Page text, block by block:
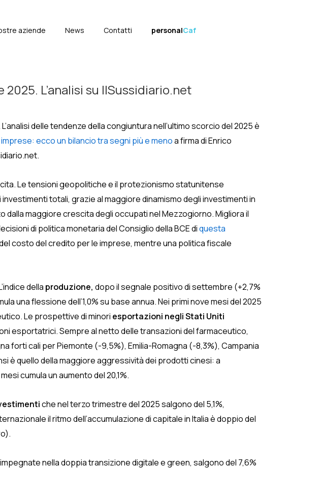
aziende News Contatti personalCaf
L’analisi su IlSussidiario.net
delle tendenze della congiuntura nell’ultimo scorcio del 2025 è
ecco un bilancio tra segni più e menoa firma di Enrico
Le tensioni geopolitiche e il protezionismo statunitense
totali, grazie al maggiore dinamismo degli investimenti in
dalla maggiore crescita degli occupati nel Mezzogiorno. Migliora il
di politica monetaria del Consiglio della BCE diquesta
costo del credito per le imprese, mentre una politica fiscale
della produzione, dopo il segnale positivo di settembre (+2,7%
una flessione dell’1,0% su base annua. Nei primi nove mesi del 2025
Le prospettive di minori esportazioni negli Stati Uniti
esportatrici. Sempre al netto delle transazioni del farmaceutico,
forti cali per Piemonte (-9,5%), Emilia-Romagna (-8,3%), Campania
è quello della maggiore aggressività dei prodotti cinesi: a
cumula un aumento del 20,1%.
che nel terzo trimestre del 2025 salgono del 5,1%,
il ritmo dell’accumulazione di capitale in Italia è doppio del
nella doppia transizione digitale e green, salgono del 7,6%